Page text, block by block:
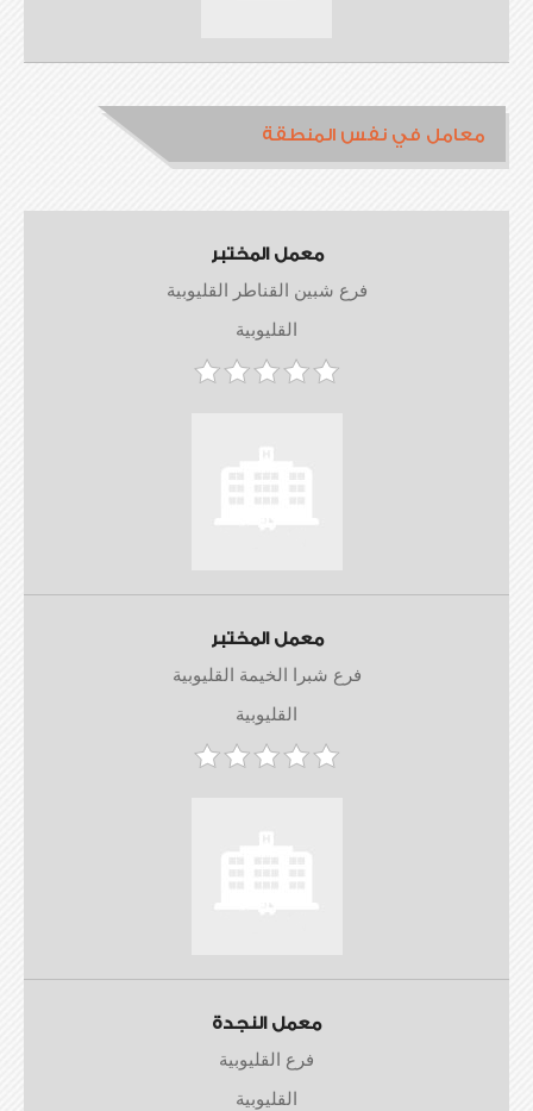
معامل في نفس المنطقة
معمل المختبر
فرع شبين القناطر القليوبية
القليوبية
معمل المختبر
فرع شبرا الخيمة القليوبية
القليوبية
معمل النجدة
فرع القليوبية
القليوبية